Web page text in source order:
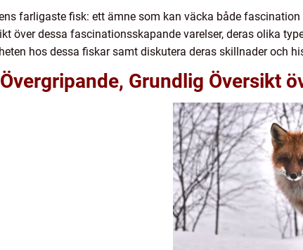
farligaste fisk: ett ämne som kan väcka både
över dessa fascinationsskapande varelser, deras olika
hos dessa fiskar samt diskutera deras skillnader och
Grundlig Översikt